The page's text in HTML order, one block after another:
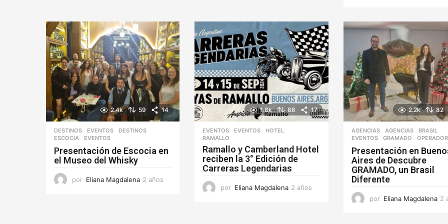
2.4k 59 14
DESTINOS ,EVENTOS DESTINOS
ESCOCIA
,EVENTOS
Presentación de Escocia en
el Museo del Whisky
por Eliana Magdalena 2 años
1.8k 86 17
EVENTOS EVENTOS ,HOTEL
RAMALLO
Ramallo y Camberland Hotel
reciben la 3° Edición de
Carreras Legendarias
por Eliana Magdalena 2 años
2.2k 82
AGENCIAS AGENCIAS ,BRASIL
EVENTOS
,GRAMADO ,
Presentación en
Aires de Descubre
GRAMADO, un Brasil
Diferente
por Eliana Magdalena 2